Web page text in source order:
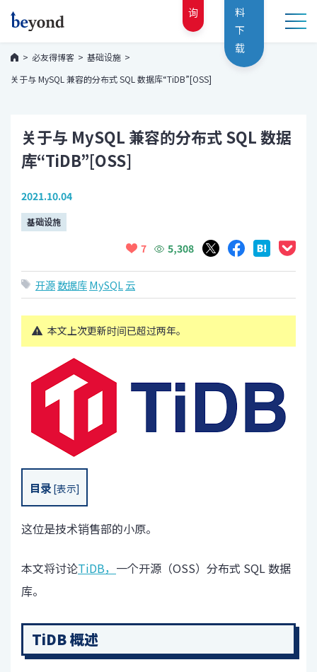
询
料
下
载
必友得博客
基础设施
关于与 MySQL 兼容的分布式 SQL 数据库“TiDB”[OSS]
关于与 MySQL 兼容的分布式 SQL 数据
库“TiDB”[OSS]
2021.10.04
基础设施
7 5,308
开源数据库MySQL 云
本文上次更新时间已超过两年。
目录 [表示]
这位是技术销售部的小原。
本文将讨论TiDB， 一个开源（OSS）分布式 SQL 数据
库。
TiDB 概述